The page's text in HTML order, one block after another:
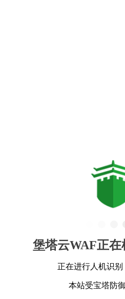
堡塔云WAF正在
正在进行人机识
本站受宝塔防